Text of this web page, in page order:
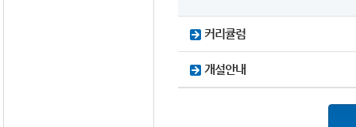
커리큘럼
개설안내